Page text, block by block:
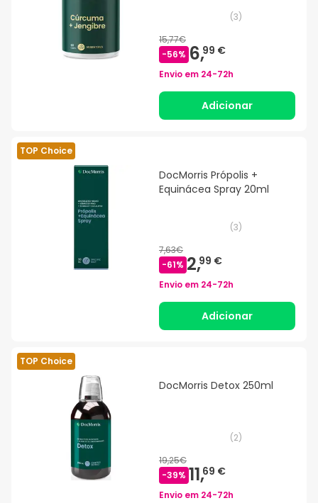
(3)
15,77€
-56% 6,99 €
Envio em 24-72h
Adicionar
TOP Choice
DocMorris Própolis +
Equinácea Spray 20ml
(3)
7,63€
-61% 2,99 €
Envio em 24-72h
Adicionar
TOP Choice
DocMorris Detox 250ml
(2)
19,25€
-39% 11,69 €
Envio em 24-72h